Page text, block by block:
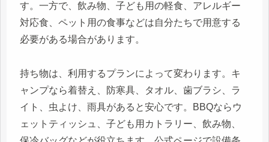
す。一方で、飲み物、子ども用の軽食、アレルギー
対応食、ペット用の食事などは自分たちで用意する
必要がある場合があります。
持ち物は、利用するプランによって変わります。キ
ャンプなら着替え、防寒具、タオル、歯ブラシ、ラ
イト、虫よけ、雨具があると安心です。BBQならウ
ェットティッシュ、子ども用カトラリー、飲み物、